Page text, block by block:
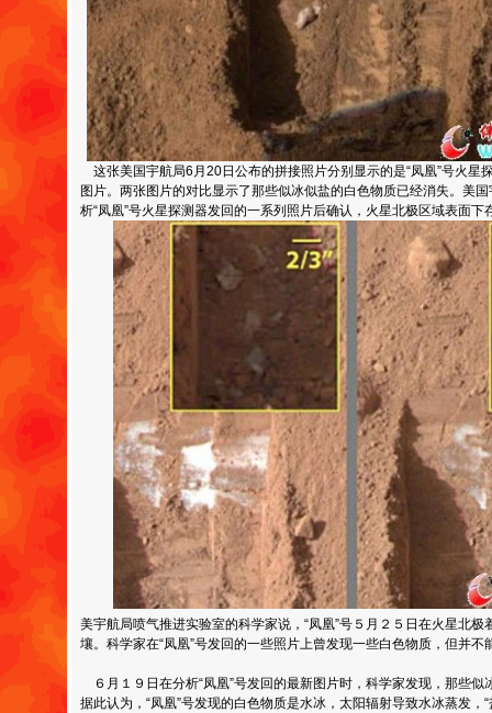
这张美国宇航局6月20日公布的拼接照片分别显示的是“凤凰”号火星
图片。两张图片的对比显示了那些似冰似盐的白色物质已经消失。美
析“凤凰”号火星探测器发回的一系列照片后确认，火星北极区域表面下
美宇航局喷气推进实验室的科学家说，“凤凰”号５月２５日在火星北
壤。科学家在“凤凰”号发回的一些照片上曾发现一些白色物质，但并
６月１９日在分析“凤凰”号发回的最新图片时，科学家发现，那些似
据此认为，“凤凰”号发现的白色物质是水冰，太阳辐射导致水冰蒸发，